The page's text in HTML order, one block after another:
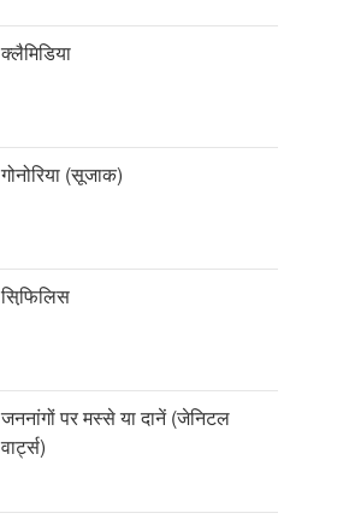
क्लैमिडिया
गोनोरिया (सूजाक)
सिफि़लिस
जननांगों पर मस्से या दानें (जेनिटल
वार्ट्स)